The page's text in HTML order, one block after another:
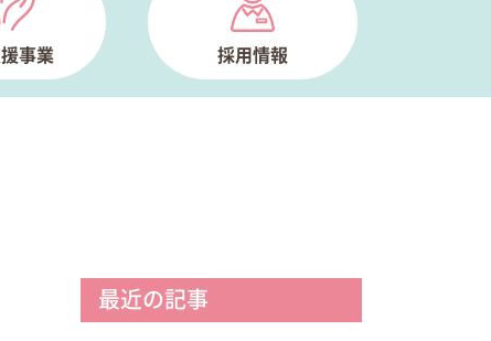
事業 採用情報
最近の記事